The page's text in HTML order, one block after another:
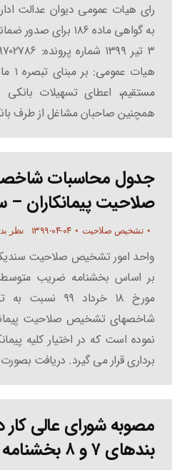
رای هیات عمومی دیوان عدالت
به گواهی ماده ۱۸۶
مستقیم، اعطای تسهیلات
همچنین صاحبان مشاغل از طرف
جدول محاسبات
صلاحیت پیمانکاران –
تشخیص صلاحیت ۱۳۹۹-۰۴-۰۴ نظر
واحد امور تشخیص صلاحیت
مورخ ۱۸ خرداد
نموده است که در اختیار کلیه
برداری قرار می گیرد. دریافت
مصوبه شورای عالی کار
بندهای ۷ و ۸ بخشنامه مزد سال ۹۹